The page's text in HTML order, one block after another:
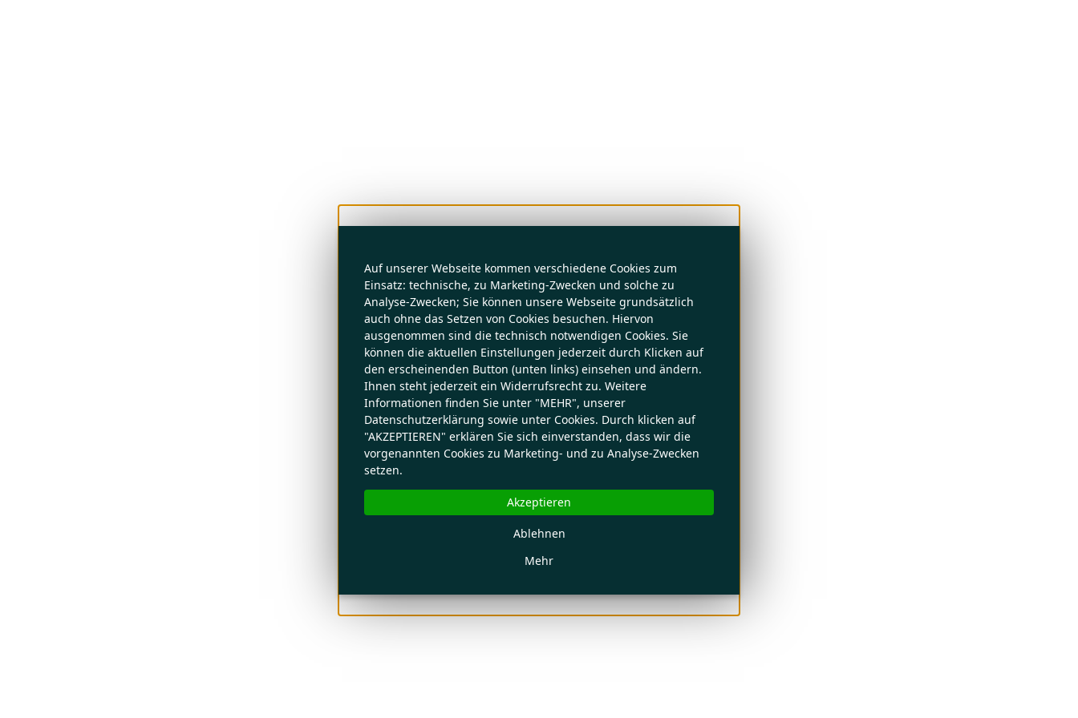
Auf unserer Webseite kommen verschiedene Cookies zum
Einsatz: technische, zu Marketing-Zwecken und solche zu
Analyse-Zwecken; Sie können unsere Webseite grundsätzlich
auch ohne das Setzen von Cookies besuchen. Hiervon
ausgenommen sind die technisch notwendigen Cookies. Sie
können die aktuellen Einstellungen jederzeit durch Klicken auf
den erscheinenden Button (unten links) einsehen und ändern.
Ihnen steht jederzeit ein Widerrufsrecht zu. Weitere
Informationen finden Sie unter "MEHR", unserer
Datenschutzerklärung sowie unter Cookies. Durch klicken auf
"AKZEPTIEREN" erklären Sie sich einverstanden, dass wir die
vorgenannten Cookies zu Marketing- und zu Analyse-Zwecken
setzen.
Mehr
Ablehnen
Akzeptieren